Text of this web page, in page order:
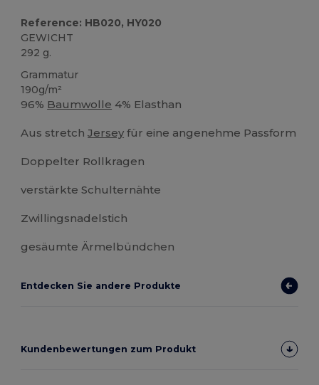
Reference: HB020, HY020
GEWICHT
292 g.
Grammatur
190g/m²
96% Baumwolle 4% Elasthan
Aus stretchJersey für eine angenehme Passform
Doppelter Rollkragen
verstärkte Schulternähte
Zwillingsnadelstich
gesäumte Ärmelbündchen
Entdecken Sie andere Produkte
Kundenbewertungen zum Produkt